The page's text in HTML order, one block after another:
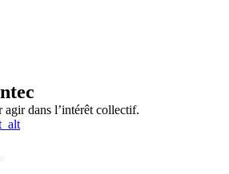
agir dans l’intérêt collectif.